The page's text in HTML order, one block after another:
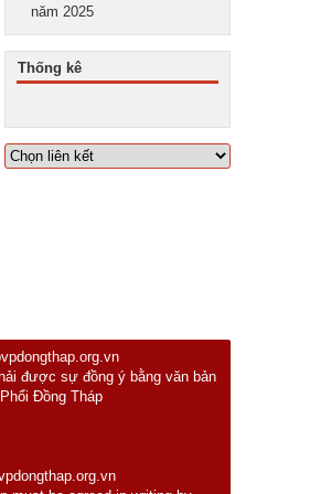
năm 2025
Thống kê
được sự đồng ý bằng văn bản
Đồng Tháp